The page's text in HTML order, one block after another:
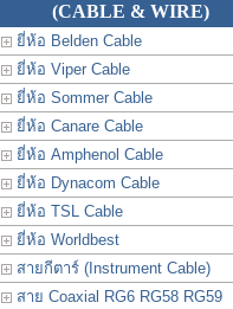
(CABLE & WIRE)
ยี่ห้อ Belden Cable
ยี่ห้อ Viper Cable
ยี่ห้อ Sommer Cable
ยี่ห้อ Canare Cable
ยี่ห้อ Amphenol Cable
ยี่ห้อ Dynacom Cable
ยี่ห้อ TSL Cable
ยี่ห้อ Worldbest
สายกีตาร์ (Instrument Cable)
สาย Coaxial RG6 RG58 RG59